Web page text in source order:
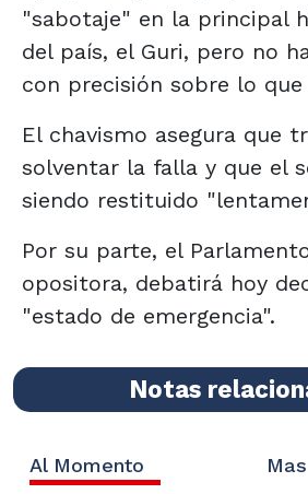
"sabotaje" en la principal
del país, el Guri, pero no
con precisión sobre lo
El chavismo asegura que
solventar la falla y que el
siendo restituido
Por su parte, el
opositora, debatirá hoy
"estado de emergencia".
Notas
Al Momento